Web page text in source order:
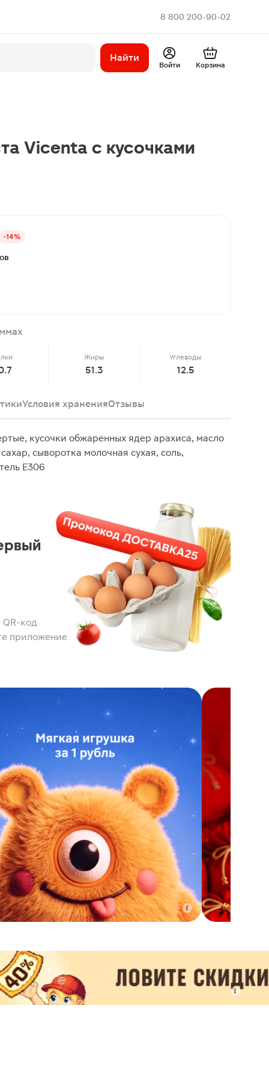
8 800 200-90-02
Найти
Войти Корзина
Vicenta с кусочками
-14%
Жиры
51.3
Углеводы
12.5
Условия храненияОтзывы
кусочки обжаренных ядер арахиса, масло
сыворотка молочная сухая, соль,
Е306
код
приложение